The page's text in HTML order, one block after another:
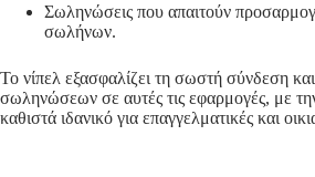
Σωληνώσεις που απαιτούν
σωλήνων.
Το νίπελ εξασφαλίζει τη σωστή σύνδεση
σωληνώσεων σε αυτές τις εφαρμογές, με
καθιστά ιδανικό για επαγγελματικές και